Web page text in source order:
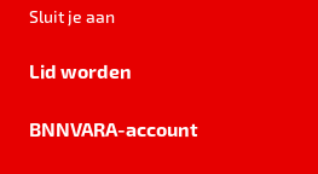
Sluit je aan
Lid worden
BNNVARA-account